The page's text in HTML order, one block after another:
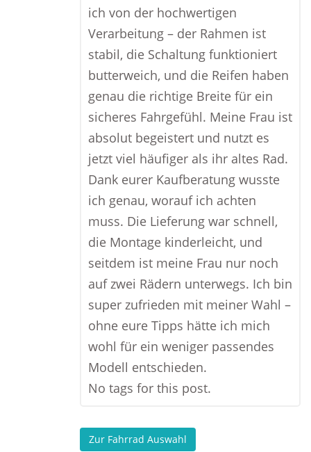
ich von der hochwertigen
Verarbeitung – der Rahmen ist
stabil, die Schaltung funktioniert
butterweich, und die Reifen haben
genau die richtige Breite für ein
sicheres Fahrgefühl. Meine Frau ist
absolut begeistert und nutzt es
jetzt viel häufiger als ihr altes Rad.
Dank eurer Kaufberatung wusste
ich genau, worauf ich achten
muss. Die Lieferung war schnell,
die Montage kinderleicht, und
seitdem ist meine Frau nur noch
auf zwei Rädern unterwegs. Ich bin
super zufrieden mit meiner Wahl –
ohne eure Tipps hätte ich mich
wohl für ein weniger passendes
Modell entschieden.
No tags for this post.
Zur Fahrrad Auswahl